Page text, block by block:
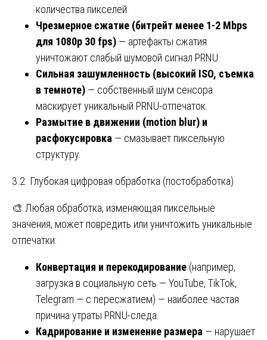
количества пикселей.
Чрезмерное сжатие (битрейт менее 1-2 Mbps
для 1080p 30 fps) — артефакты сжатия
уничтожают слабый шумовой сигнал PRNU.
Сильная зашумленность (высокий ISO, съемка
в темноте) — собственный шум сенсора
маскирует уникальный PRNU-отпечаток.
Размытие в движении (motion blur) и
расфокусировка — смазывает пиксельную
структуру.
3.2. Глубокая цифровая обработка (постобработка)
🎨 Любая обработка, изменяющая пиксельные
значения, может повредить или уничтожить уникальные
отпечатки:
Конвертация и перекодирование (например,
загрузка в социальную сеть — YouTube, TikTok,
Telegram — с пересжатием) — наиболее частая
причина утраты PRNU-следа.
Кадрирование и изменение размера — нарушает